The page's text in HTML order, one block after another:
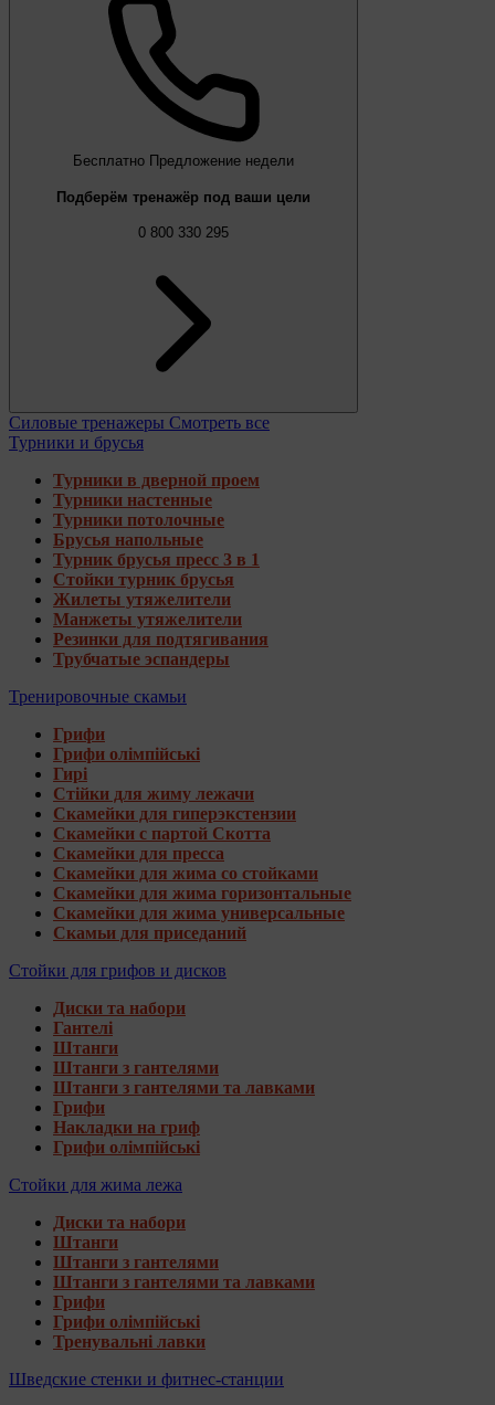
Бесплатно Предложение недели
Подберём тренажёр под ваши цели
0 800 330 295
Силовые тренажеры Смотреть все
Турники и брусья
Турники в дверной проем
Турники настенные
Турники потолочные
Брусья напольные
Турник брусья пресс 3 в 1
Стойки турник брусья
Жилеты утяжелители
Манжеты утяжелители
Резинки для подтягивания
Трубчатые эспандеры
Тренировочные скамьи
Грифи
Грифи олімпійські
Гирі
Стійки для жиму лежачи
Скамейки для гиперэкстензии
Скамейки с партой Скотта
Скамейки для пресса
Скамейки для жима со стойками
Скамейки для жима горизонтальные
Скамейки для жима универсальные
Скамьи для приседаний
Стойки для грифов и дисков
Диски та набори
Гантелі
Штанги
Штанги з гантелями
Штанги з гантелями та лавками
Грифи
Накладки на гриф
Грифи олімпійські
Стойки для жима лежа
Диски та набори
Штанги
Штанги з гантелями
Штанги з гантелями та лавками
Грифи
Грифи олімпійські
Тренувальні лавки
Шведские стенки и фитнес-станции